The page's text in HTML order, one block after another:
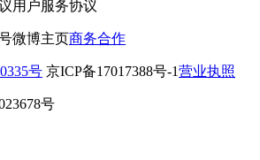
用户服务协议
微博主页商务合作
号 京ICP备17017388号-1营业执照
号